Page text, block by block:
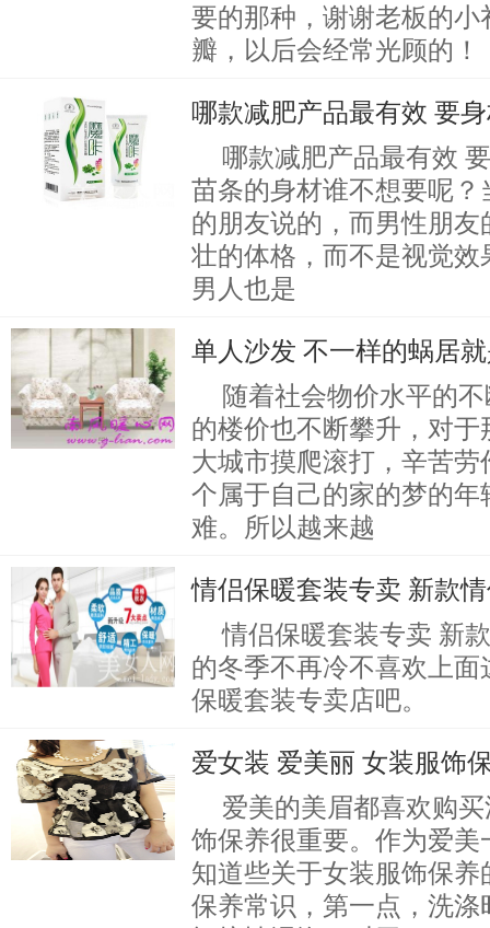
要的那种，谢谢老板的小
瓣，以后会经常光顾的！
哪款减肥产品最有效 要
哪款减肥产品最有效
苗条的身材谁不想要呢
的朋友说的，而男性朋
壮的体格，而不是视觉
男人也是
单人沙发 不一样的蜗居
随着社会物价水平的
的楼价也不断攀升，对
大城市摸爬滚打，辛苦
个属于自己的家的梦的年
难。所以越来越
情侣保暖套装专卖 新款
情侣保暖套装专卖 新
的冬季不再冷不喜欢上
保暖套装专卖店吧。
爱女装 爱美丽 女装服饰
爱美的美眉都喜欢购
饰保养很重要。作为爱
知道些关于女装服饰保
保养常识，第一点，洗